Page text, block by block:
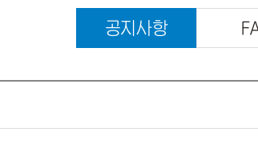
공지사항